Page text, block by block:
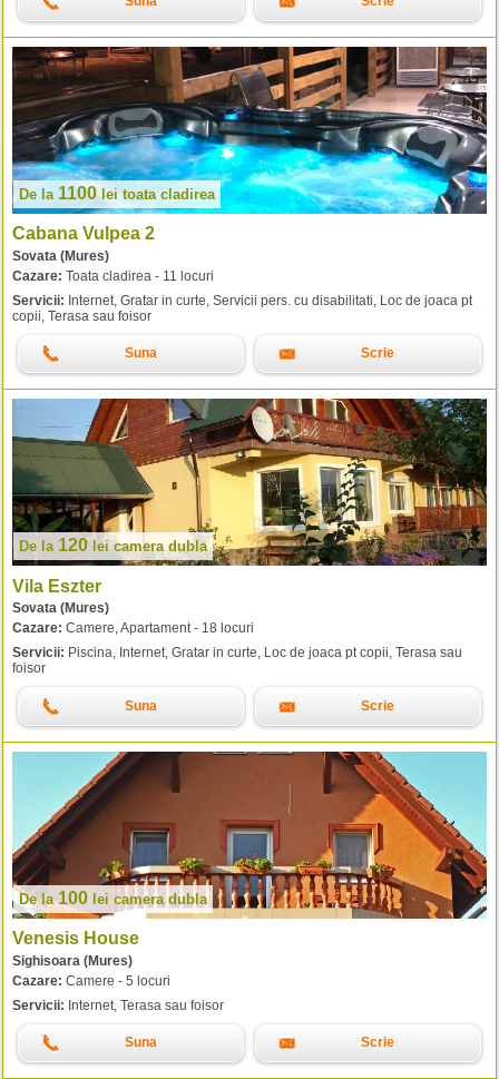
De la 1100 lei toata cladirea
Cabana Vulpea 2
Sovata (Mures)
Cazare: Toata cladirea - 11 locuri
Servicii: Internet, Gratar in curte, Servicii pers. cu disabilitati, Loc de joaca pt
copii, Terasa sau foisor
Suna Scrie
De la 120 lei camera dubla
Vila Eszter
Sovata (Mures)
Cazare: Camere, Apartament - 18 locuri
Servicii: Piscina, Internet, Gratar in curte, Loc de joaca pt copii, Terasa sau
foisor
Suna Scrie
De la 100 lei camera dubla
Venesis House
Sighisoara (Mures)
Cazare: Camere - 5 locuri
Servicii: Internet, Terasa sau foisor
Suna Scrie